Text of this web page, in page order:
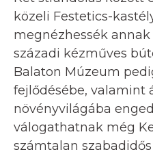
közeli Festetics-
megnézhessék annak
századi kézműves
Balaton Múzeum
fejlődésébe, valamint
növényvilágába
válogathatnak még
számtalan